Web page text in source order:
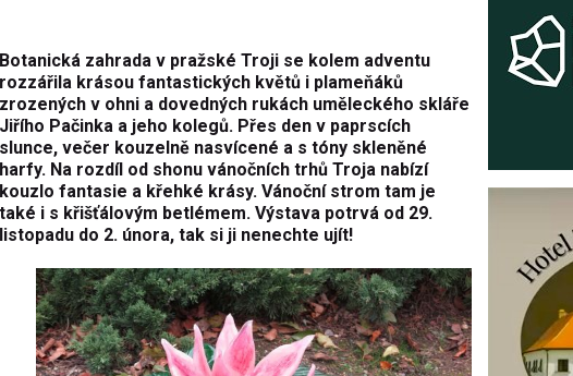
Botanická zahrada v pražské Troji se kolem adventu
rozzářila krásou fantastických květů i plameňáků
zrozených v ohni a dovedných rukách uměleckého skláře
Jiřího Pačinka a jeho kolegů. Přes den v paprscích
slunce, večer kouzelně nasvícené a s tóny skleněné
harfy. Na rozdíl od shonu vánočních trhů Troja nabízí
kouzlo fantasie a křehké krásy. Vánoční strom tam je
také i s křišťálovým betlémem. Výstava potrvá od 29.
listopadu do 2. února, tak si ji nenechte ujít!